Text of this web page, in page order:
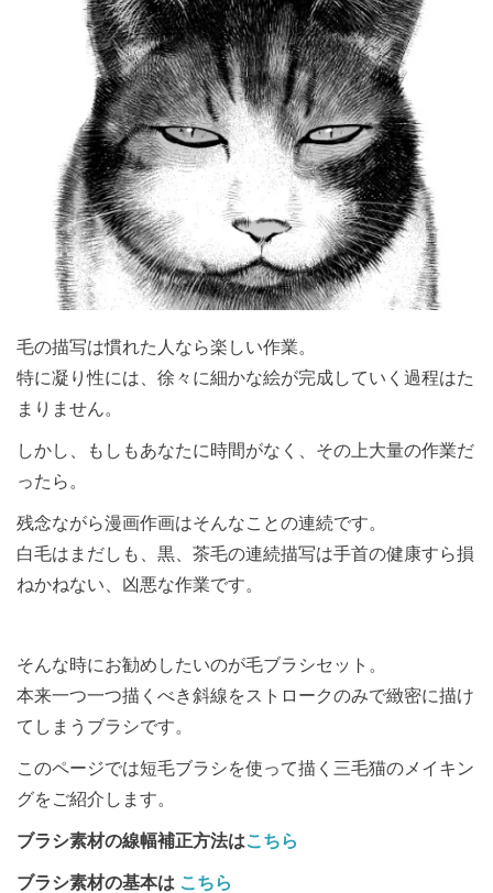
毛の描写は慣れた人なら楽しい作業。
特に凝り性には、徐々に細かな絵が完成していく過程はた
まりません。
しかし、もしもあなたに時間がなく、その上大量の作業だ
ったら。
残念ながら漫画作画はそんなことの連続です。
白毛はまだしも、黒、茶毛の連続描写は手首の健康すら損
ねかねない、凶悪な作業です。
そんな時にお勧めしたいのが毛ブラシセット。
本来一つ一つ描くべき斜線をストロークのみで緻密に描け
てしまうブラシです。
このページでは短毛ブラシを使って描く三毛猫のメイキン
グをご紹介します。
ブラシ素材の線幅補正方法はこちら
ブラシ素材の基本は こちら